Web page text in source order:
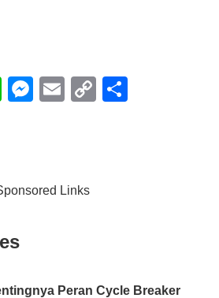
Li
M
n
E
C
Links
Peran Cycle Breaker